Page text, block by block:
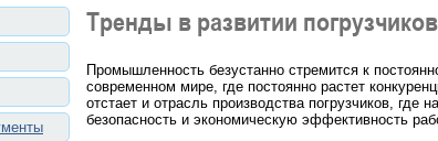
Тренды в развитии
Промышленность безустанно стремится к
современном мире, где постоянно растет
отстает и отрасль производства погрузчиков,
безопасность и экономическую эффективность